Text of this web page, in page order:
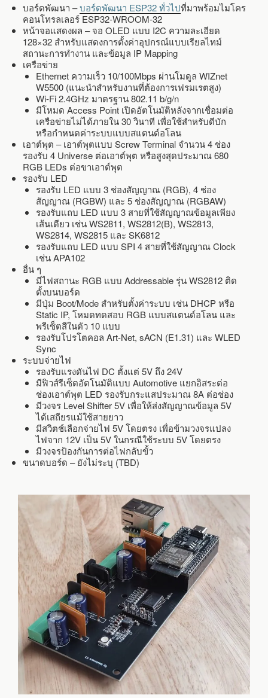
บอร์ดพัฒนา –บอร์ดพัฒนา ESP32 ทั่วไปที่มาพร้อมไมโคร
คอนโทรลเลอร์ ESP32-WROOM-32
หน้าจอแสดงผล – จอ OLED แบบ I2C ความละเอียด
128×32 สำหรับแสดงการตั้งค่าอุปกรณ์แบบเรียลไทม์
สถานะการทำงาน และข้อมูล IP Mapping
เครือข่าย
Ethernet ความเร็ว 10/100Mbps ผ่านโมดูล WIZnet
W5500 (แนะนำสำหรับงานที่ต้องการเฟรมเรตสูง)
Wi-Fi 2.4GHz มาตรฐาน 802.11 b/g/n
มีโหมด Access Point เปิดอัตโนมัติหลังจากเชื่อมต่อ
เครือข่ายไม่ได้ภายใน 30 วินาที เพื่อใช้สำหรับดีบัก
หรือกำหนดค่าระบบแบบสแตนด์อโลน
เอาต์พุต – เอาต์พุตแบบ Screw Terminal จำนวน 4 ช่อง
รองรับ 4 Universe ต่อเอาต์พุต หรือสูงสุดประมาณ 680
RGB LEDs ต่อขาเอาต์พุต
รองรับ LED
รองรับ LED แบบ 3 ช่องสัญญาณ (RGB), 4 ช่อง
สัญญาณ (RGBW) และ 5 ช่องสัญญาณ (RGBAW)
รองรับแถบ LED แบบ 3 สายที่ใช้สัญญาณข้อมูลเพียง
เส้นเดียว เช่น WS2811, WS2812(B), WS2813,
WS2814, WS2815 และ SK6812
รองรับแถบ LED แบบ SPI 4 สายที่ใช้สัญญาณ Clock
เช่น APA102
อื่น ๆ
มีไฟสถานะ RGB แบบ Addressable รุ่น WS2812 ติด
ตั้งบนบอร์ด
มีปุ่ม Boot/Mode สำหรับตั้งค่าระบบ เช่น DHCP หรือ
Static IP, โหมดทดสอบ RGB แบบสแตนด์อโลน และ
พรีเซ็ตสีในตัว 10 แบบ
รองรับโปรโตคอล Art-Net, sACN (E1.31) และ WLED
Sync
ระบบจ่ายไฟ
รองรับแรงดันไฟ DC ตั้งแต่ 5V ถึง 24V
มีฟิวส์รีเซ็ตอัตโนมัติแบบ Automotive แยกอิสระต่อ
ช่องเอาต์พุต LED รองรับกระแสประมาณ 8A ต่อช่อง
มีวงจร Level Shifter 5V เพื่อให้ส่งสัญญาณข้อมูล 5V
ได้เสถียรแม้ใช้สายยาว
มีสวิตช์เลือกจ่ายไฟ 5V โดยตรง เพื่อข้ามวงจรแปลง
ไฟจาก 12V เป็น 5V ในกรณีใช้ระบบ 5V โดยตรง
มีวงจรป้องกันการต่อไฟกลับขั้ว
ขนาดบอร์ด – ยังไม่ระบุ (TBD)